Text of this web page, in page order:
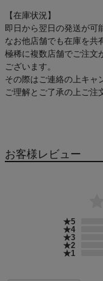
アウトレットセール
スタッフコーディネート
スタッフブログ
【在庫状況】
即日から翌日の発送が可
なお他店舗でも在庫を共
極稀に複数店舗でご注文
ございます。
その際はご連絡の上キャ
ご理解とご了承の上ご注
お客様レビュー
★5
★4
★3
★2
★1